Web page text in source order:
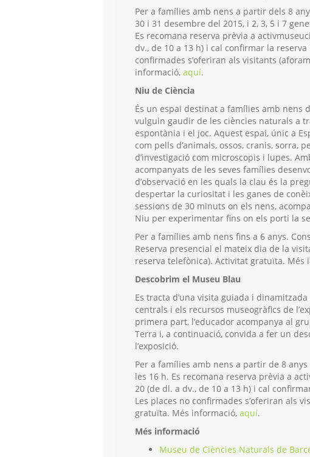
Per a famílies amb nens a partir dels 8
30 i 31 desembre del 2015, i 2, 3, 5 i 7
Es recomana reserva prèvia a
dv., de 10 a 13 h) i cal confirmar la
confirmades s’oferiran als visitants
informació, aquí.
Niu de Ciència
És un espai destinat a famílies amb nens
vulguin gaudir de les ciències naturals a
espontània i el joc. Aquest espai, únic a
com pells d’animals, ossos, cranis, sorra,
d’investigació com microscopis i lupes.
acompanyats de les seves famílies
d’observació en les quals la clau és la
despertar la curiositat i les ganes de
sessions de 30 minuts on els nens,
Niu per experimentar fins on els porti la
Per a famílies amb nens fins a 6 anys.
Reserva presencial el mateix dia de la
reserva telefònica). Activitat gratuïta. Més
Descobrim el Museu Blau
Es tracta d’una visita guiada i
centrals i els recursos museogràfics de
primera part, l’educador acompanya al
Terra i, a continuació, convida a fer un
l’exposició.
Per a famílies amb nens a partir de 8
les 16 h. Es recomana reserva prèvia a
20 (de dl. a dv., de 10 a 13 h) i cal
Les places no confirmades s’oferiran als
gratuïta. Més informació, aquí.
Més informació
Museu de Ciències Naturals de